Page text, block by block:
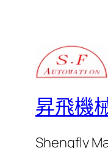
昇飛機
Shengfly